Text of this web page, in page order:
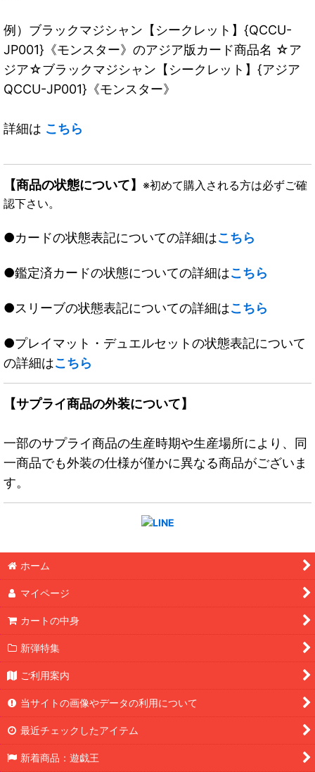
例）ブラックマジシャン【シークレット】{QCCU-
JP001}《モンスター》のアジア版カード商品名 ☆ア
ジア☆ブラックマジシャン【シークレット】{アジア
QCCU-JP001}《モンスター》
詳細は こちら
【商品の状態について】 ※初めて購入される方は必ずご確
認下さい。
●カードの状態表記についての詳細はこちら
●鑑定済カードの状態についての詳細はこちら
●スリーブの状態表記についての詳細はこちら
●プレイマット・デュエルセットの状態表記について
の詳細はこちら
【サプライ商品の外装について】
一部のサプライ商品の生産時期や生産場所により、同
一商品でも外装の仕様が僅かに異なる商品がございま
す。
ホーム
マイページ
カートの中身
新弾特集
ご利用案内
当サイトの画像やデータの利用について
最近チェックしたアイテム
新着商品：遊戯王